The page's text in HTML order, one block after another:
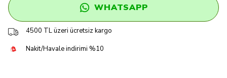
WHATSAPP
4500 TL üzeri ücretsiz kargo
Nakit/Havale indirimi %10